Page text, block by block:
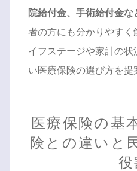
院給付金、手術給付金な
者の方にも分かりやすく
イフステージや家計の
い医療保険の選び方を提
医療保険の基
険との違いと
役